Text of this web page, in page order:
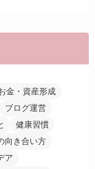
金・資産形成
ブログ運営
健康習慣
向き合い方
ア